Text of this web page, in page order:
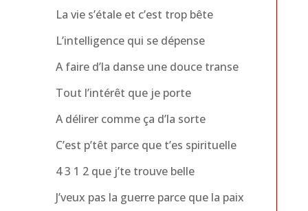
La vie s’étale et c’est trop bête
L’intelligence qui se dépense
A faire d’la danse une douce transe
Tout l’intérêt que je porte
A délirer comme ça d’la sorte
C’est p’têt parce que t’es spirituelle
4 3 1 2 que j’te trouve belle
J’veux pas la guerre parce que la paix